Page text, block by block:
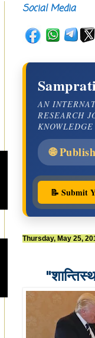
Social Media
AN
RESEARCH
🌐
📝 Submit
Thursday, May 25,